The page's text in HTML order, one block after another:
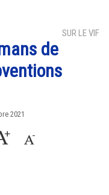
SUR LE VIF
de
2021